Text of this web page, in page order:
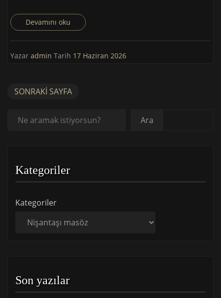
Devamını oku
Yazar admin Tarih 17 Haziran 2026
SONRAKI SAYFA
Ara Ara
Kategoriler
Kategoriler
Son yazılar